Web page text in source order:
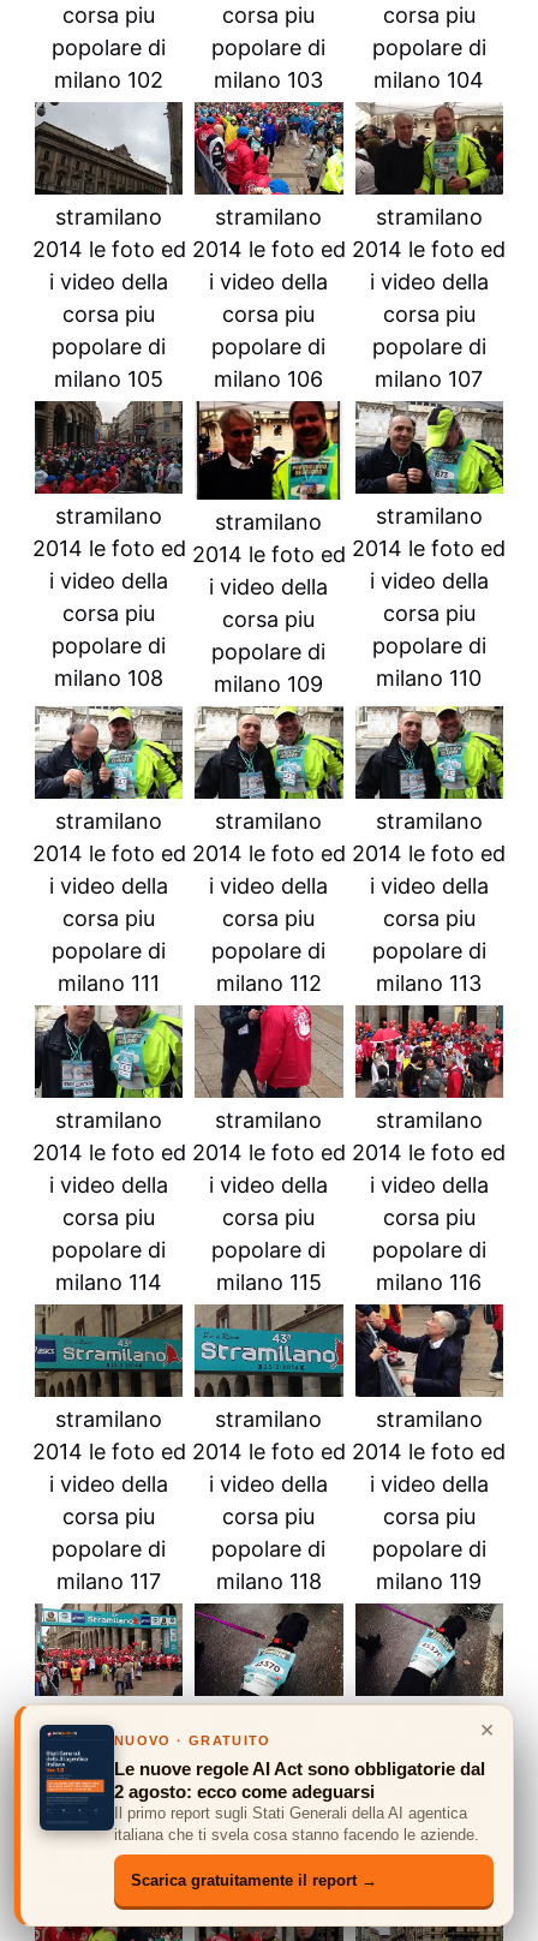
corsa piu
popolare di
milano 102
corsa piu
popolare di
milano 103
corsa piu
popolare di
milano 104
stramilano
2014 le foto ed
i video della
corsa piu
popolare di
milano 105
stramilano
2014 le foto ed
i video della
corsa piu
popolare di
milano 106
stramilano
2014 le foto ed
i video della
corsa piu
popolare di
milano 107
stramilano
2014 le foto ed
i video della
corsa piu
popolare di
milano 108
stramilano
2014 le foto ed
i video della
corsa piu
popolare di
milano 109
stramilano
2014 le foto ed
i video della
corsa piu
popolare di
milano 110
stramilano
2014 le foto ed
i video della
corsa piu
popolare di
milano 111
stramilano
2014 le foto ed
i video della
corsa piu
popolare di
milano 112
stramilano
2014 le foto ed
i video della
corsa piu
popolare di
milano 113
stramilano
2014 le foto ed
i video della
corsa piu
popolare di
milano 114
stramilano
2014 le foto ed
i video della
corsa piu
popolare di
milano 115
stramilano
2014 le foto ed
i video della
corsa piu
popolare di
milano 116
stramilano
2014 le foto ed
i video della
corsa piu
popolare di
milano 117
stramilano
2014 le foto ed
i video della
corsa piu
popolare di
milano 118
stramilano
2014 le foto ed
i video della
corsa piu
popolare di
milano 119
stramilano
2014 le foto ed
i video della
corsa piu
popolare di
milano 120
2014 le foto ed
i video della
corsa piu
popolare di
milano 122
stramilano
i video della
corsa piu
popolare di
milano 123
×
NUOVO · GRATUITO
Le nuove regole AI Act sono obbligatorie dal
2 agosto: ecco come adeguarsi
Il primo report sugli Stati Generali della AI agentica
italiana che ti svela cosa stanno facendo le aziende.
Scarica gratuitamente il report →